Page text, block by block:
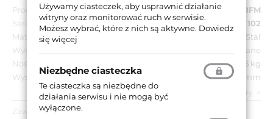
Producent:
IBFM
Seria:
BF 102
Materiał:
Stal
Wykończenie:
Niklowane
Nośność:
15 kg
Wysokość skrzydełka:
75 mm
zobacz wszystkie parametry
Zawartość opakowania:
Używamy ciasteczek, aby usprawnić działanie
witryny oraz monitorować ruch w serwisie.
Możesz wybrać, które z nich są aktywne. Dowiedz
się więcej
Niezbędne ciasteczka
Te ciasteczka są niezbędne do
działania serwisu i nie mogą być
wyłączone.